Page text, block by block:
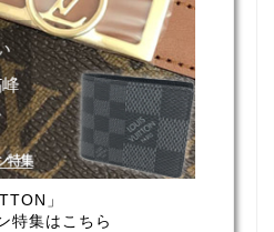
」
特集はこちら